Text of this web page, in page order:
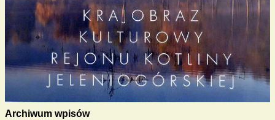
Archiwum wpisów